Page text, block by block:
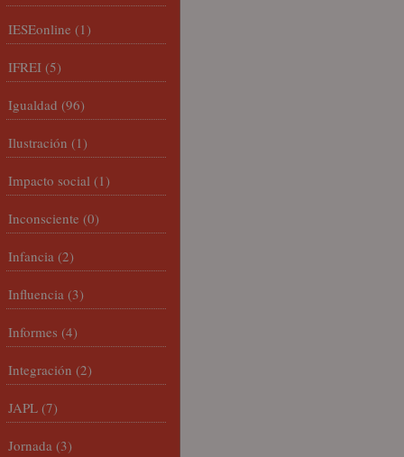
IESEonline (1)
IFREI (5)
Igualdad (96)
Ilustración (1)
Impacto social (1)
Inconsciente (0)
Infancia (2)
Influencia (3)
Informes (4)
Integración (2)
JAPL (7)
Jornada (3)